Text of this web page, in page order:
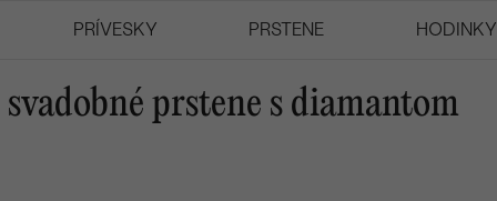
PRÍVESKY PRSTENE
HODINKY
prstene s diamantom